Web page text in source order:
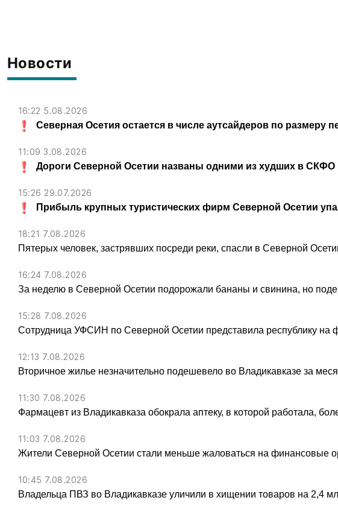
Новости
16:22 5.08.2026
Северная Осетия остается в числе аутсайдеров по размеру
11:09 3.08.2026
Дороги Северной Осетии названы одними из худших в СКФО
15:26 29.07.2026
Прибыль крупных туристических фирм Северной Осетии
18:21 7.08.2026
Пятерых человек, застрявших посреди реки, спасли в Северной
16:24 7.08.2026
За неделю в Северной Осетии подорожали бананы и свинина, но
15:28 7.08.2026
Сотрудница УФСИН по Северной Осетии представила республику на
12:13 7.08.2026
Вторичное жилье незначительно подешевело во Владикавказе за
11:30 7.08.2026
Фармацевт из Владикавказа обокрала аптеку, в которой работала,
11:03 7.08.2026
Жители Северной Осетии стали меньше жаловаться на финансовые
10:45 7.08.2026
Владельца ПВЗ во Владикавказе уличили в хищении товаров на 2,4